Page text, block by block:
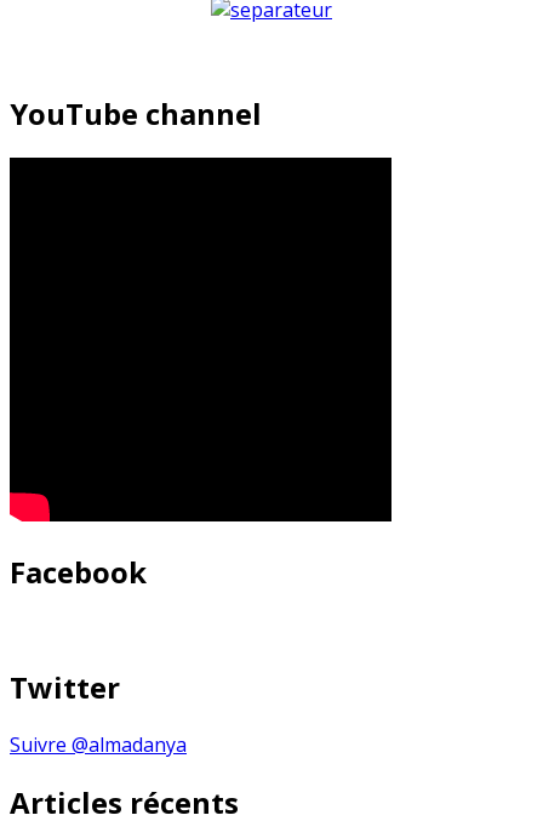
YouTube channel
Facebook
Twitter
Suivre @almadanya
Articles récents